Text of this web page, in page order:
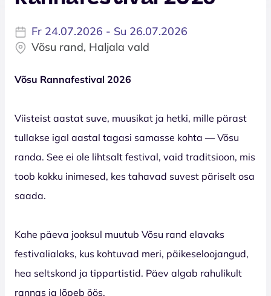
Fr 24.07.2026 - Su 26.07.2026
Võsu rand, Haljala vald
Võsu Rannafestival 2026
Viisteist aastat suve, muusikat ja hetki, mille pärast
tullakse igal aastal tagasi samasse kohta — Võsu
randa. See ei ole lihtsalt festival, vaid traditsioon, mis
toob kokku inimesed, kes tahavad suvest päriselt osa
saada.
Kahe päeva jooksul muutub Võsu rand elavaks
festivalialaks, kus kohtuvad meri, päikeseloojangud,
hea seltskond ja tippartistid. Päev algab rahulikult
rannas ja lõpeb öös.